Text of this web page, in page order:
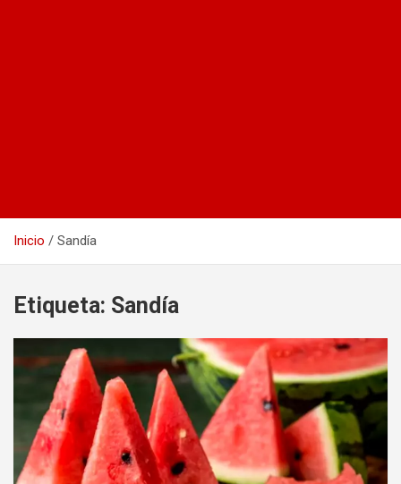
Inicio Sandía
Etiqueta: Sandía